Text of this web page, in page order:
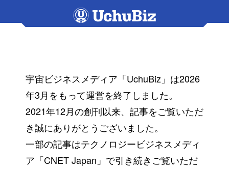
宇宙ビジネスメディア「UchuBiz」は2026
年3月をもって運営を終了しました。
2021年12月の創刊以来、記事をご覧いただ
き誠にありがとうございました。
一部の記事はテクノロジービジネスメディ
ア「CNET Japan」で引き続きご覧いただ